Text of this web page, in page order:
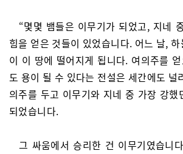
“몇몇 뱀들은 이무기가 되었고, 지네
힘을 얻은 것들이 있었습니다. 어느 날,
이 이 땅에 떨어지게 됩니다. 여의주를
도 용이 될 수 있다는 전설은 세간에도 널
의주를 두고 이무기와 지네 중 가장 강했
되었습니다.
그 싸움에서 승리한 건 이무기였습니